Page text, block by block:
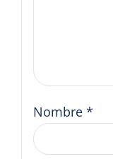
Nombre *